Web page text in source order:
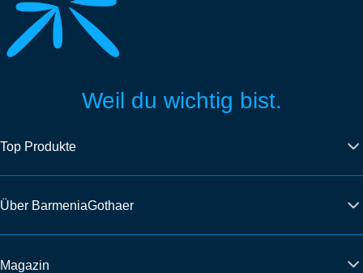
Weil du wichtig bist.
Top Produkte
Über BarmeniaGothaer
Magazin